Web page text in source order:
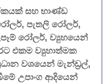
සහ භාණ්ඩ
පැතලි රෝලර්,
රෝලර්, ව්‍යුහයෙන්
එකම ව්‍යුහාත්මක
වශයෙන් මැන්ඩ්‍රල්,
උපාංග ආදියෙන්